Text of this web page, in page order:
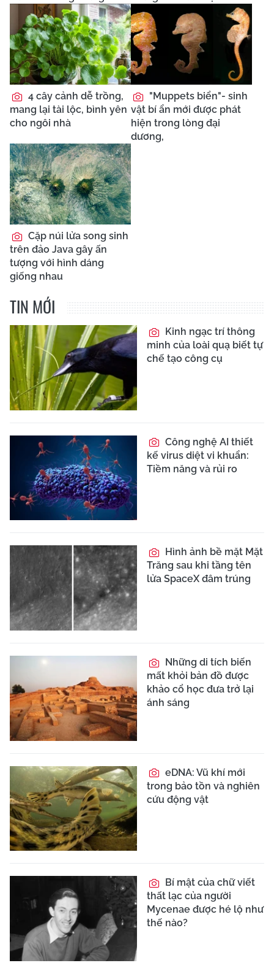
4 cây cảnh dễ trồng,
mang lại tài lộc, bình yên
cho ngôi nhà
"Muppets biển"- sinh
vật bí ẩn mới được phát
hiện trong lòng đại
dương,
Cặp núi lửa song sinh
trên đảo Java gây ấn
tượng với hình dáng
giống nhau
TIN MỚI
Kinh ngạc trí thông
minh của loài quạ biết tự
chế tạo công cụ
Công nghệ AI thiết
kế virus diệt vi khuẩn:
Tiềm năng và rủi ro
Hình ảnh bề mặt Mặt
Trăng sau khi tầng tên
lửa SpaceX đâm trúng
Những di tích biến
mất khỏi bản đồ được
khảo cổ học đưa trở lại
ánh sáng
eDNA: Vũ khí mới
trong bảo tồn và nghiên
cứu động vật
Bí mật của chữ viết
thất lạc của người
Mycenae được hé lộ như
thế nào?